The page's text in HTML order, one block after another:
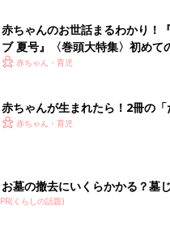
赤ちゃんのお世話まるわかり！
ブ 夏号』〈巻頭大特集〉初めて
く！ おっぱい・ミルクの基本と
赤ちゃん・育児
赤ちゃんが生まれたら！2冊の「
赤ちゃん・育児
お墓の撤去にいくらかかる？墓
PR(くらしの話題)